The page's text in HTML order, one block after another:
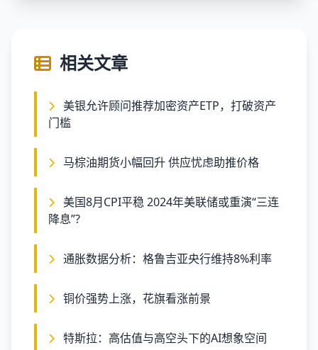
相关文章
门槛
马棕油期货小幅回升 供应忧虑助推价格
降息”?
通胀数据分析：格鲁吉亚央行维持8%利率
铜价强势上涨，花旗看涨前景
特斯拉：高估值与高空头下的AI想象空间